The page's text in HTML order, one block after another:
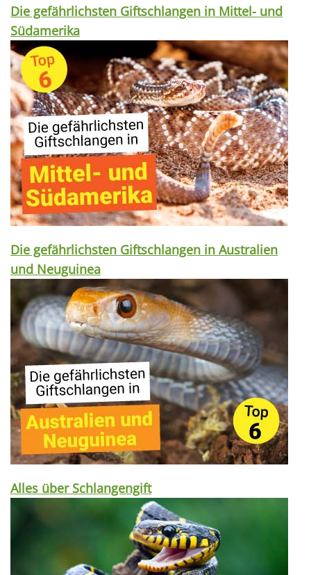
Die gefährlichsten Giftschlangen in Mittel- und
Südamerika
Die gefährlichsten Giftschlangen in Australien
und Neuguinea
Alles über Schlangengift